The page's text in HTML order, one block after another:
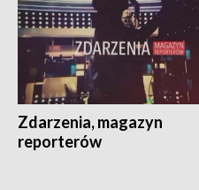
Zdarzenia, magazyn
reporterów